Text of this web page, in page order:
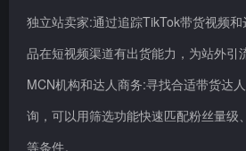
独立站卖家:通过追踪TikTok带货视频
品在短视频渠道有出货能力，为站外引
MCN机构和达人商务:寻找合适带货达
询，可以用筛选功能快速匹配粉丝量级
等条件。